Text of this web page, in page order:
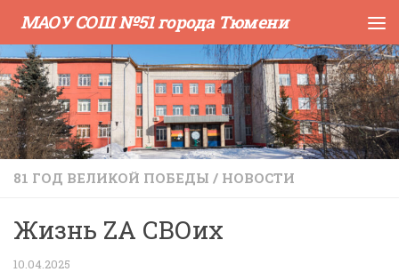
Skip to content
МАОУ СОШ №51 города Тюмени
81 ГОД ВЕЛИКОЙ ПОБЕДЫ / НОВОСТИ
Жизнь ZA СВОих
10.04.2025